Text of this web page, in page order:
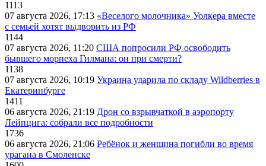
1113
07 августа 2026, 17:13 «Веселого молочника» Уолкера вместе
с семьей хотят выдворить из РФ
1144
07 августа 2026, 11:20 США попросили РФ освободить
бывшего морпеха Гилмана: он при смерти?
1138
07 августа 2026, 10:19 Украина ударила по складу Wildberries в
Екатеринбурге
1411
06 августа 2026, 21:19 Дрон со взрывчаткой в аэропорту
Лейпцига: собрали все подробности
1736
06 августа 2026, 21:06 Ребёнок и женщина погибли во время
урагана в Смоленске